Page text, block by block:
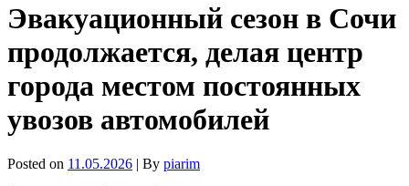
Эвакуационный сезон в Сочи
продолжается, делая центр
города местом постоянных
увозов автомобилей
Posted on 11.05.2026 | By piarim